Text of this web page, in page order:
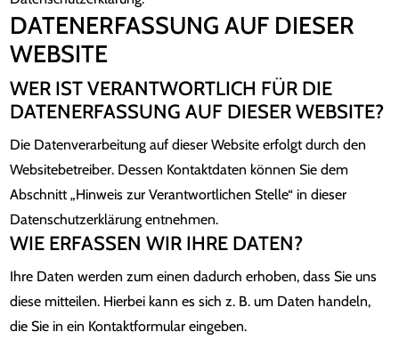
DATENERFASSUNG AUF DIESER
WEBSITE
WER IST VERANTWORTLICH FÜR DIE
DATENERFASSUNG AUF DIESER WEBSITE?
Die Datenverarbeitung auf dieser Website erfolgt durch den
Websitebetreiber. Dessen Kontaktdaten können Sie dem
Abschnitt „Hinweis zur Verantwortlichen Stelle“ in dieser
Datenschutzerklärung entnehmen.
WIE ERFASSEN WIR IHRE DATEN?
Ihre Daten werden zum einen dadurch erhoben, dass Sie uns
diese mitteilen. Hierbei kann es sich z. B. um Daten handeln,
die Sie in ein Kontaktformular eingeben.